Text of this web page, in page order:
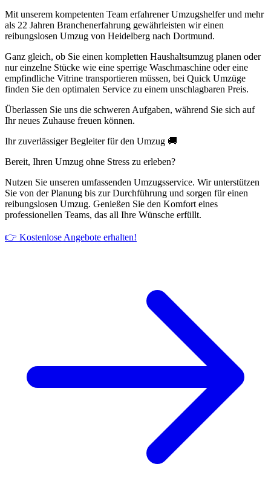
Mit unserem kompetenten Team erfahrener Umzugshelfer und mehr
als 22 Jahren Branchenerfahrung gewährleisten wir einen
reibungslosen Umzug von Heidelberg nach Dortmund.
Ganz gleich, ob Sie einen kompletten Haushaltsumzug planen oder
nur einzelne Stücke wie eine sperrige Waschmaschine oder eine
empfindliche Vitrine transportieren müssen, bei Quick Umzüge
finden Sie den optimalen Service zu einem unschlagbaren Preis.
Überlassen Sie uns die schweren Aufgaben, während Sie sich auf
Ihr neues Zuhause freuen können.
Ihr zuverlässiger Begleiter für den Umzug 🚚
Bereit, Ihren Umzug ohne Stress zu erleben?
Nutzen Sie unseren umfassenden Umzugsservice. Wir unterstützen
Sie von der Planung bis zur Durchführung und sorgen für einen
reibungslosen Umzug. Genießen Sie den Komfort eines
professionellen Teams, das all Ihre Wünsche erfüllt.
👉 Kostenlose Angebote erhalten!